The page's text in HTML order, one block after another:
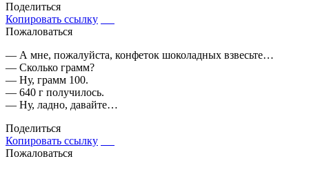
Поделиться
Копировать ссылку
Пожаловаться
— А мне, пожалуйста, конфеток шоколадных взвесьте…
— Сколько грамм?
— Ну, грамм 100.
— 640 г получилось.
— Ну, ладно, давайте…
Поделиться
Копировать ссылку
Пожаловаться